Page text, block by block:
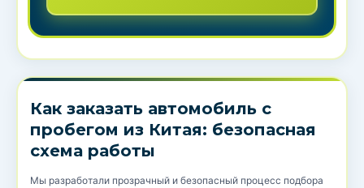
Как заказать автомобиль с
пробегом из Китая: безопасная
схема работы
Мы разработали прозрачный и безопасный процесс подбора